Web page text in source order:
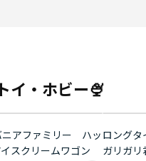
イ・ホビー🍨
ニアファミリー ハッ
スクリームワゴン
ロング
ガリガ